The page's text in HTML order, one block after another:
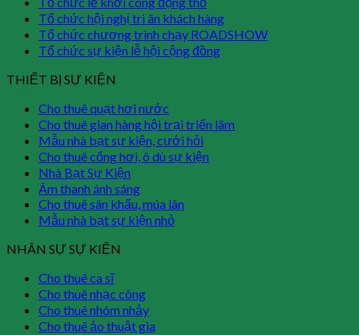
Tổ chức hội nghị tri ân khách hàng
Tổ chức chương trình chạy ROADSHOW
Tổ chức sự kiện lễ hội cộng đồng
THIẾT BỊ SỰ KIỆN
Cho thuê quạt hơi nước
Cho thuê gian hàng hội trại triển lãm
Mẫu nhà bạt sự kiện, cưới hỏi
Cho thuê cổng hơi, ô dù sự kiện
Nhà Bạt Sự Kiện
Âm thanh ánh sáng
Cho thuê sân khấu, múa lân
Mẫu nhà bạt sự kiện nhỏ
NHÂN SỰ SỰ KIỆN
Cho thuê ca sĩ
Cho thuê nhạc công
Cho thuê nhóm nhảy
Cho thuê ảo thuật gia